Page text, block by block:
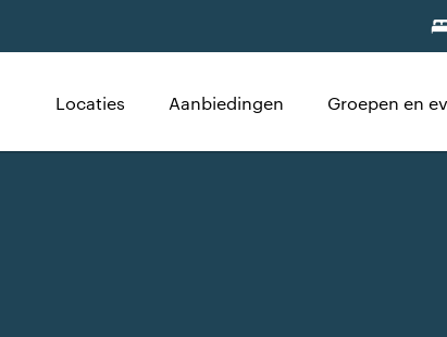
Locaties Aanbiedingen Groepen en